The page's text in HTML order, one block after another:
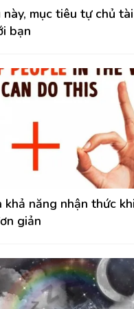
mục tiêu tự chủ
bạn
năng nhận thức
giản